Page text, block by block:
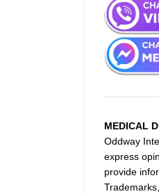
MEDICAL
Oddway
express
provide